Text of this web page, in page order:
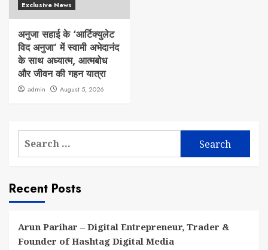
Exclusive News
अनुजा सहाई के ‘आर्टिक्युलेट
विद अनुजा’ में स्वामी अभेदानंद
के साथ अध्यात्म, आत्मबोध
और जीवन की गहन यात्रा
admin August 5, 2026
Search
Recent Posts
Arun Parihar – Digital Entrepreneur, Trader &
Founder of Hashtag Digital Media